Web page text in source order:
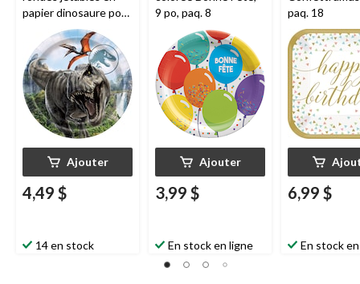
papier dinosaure pour
fête d'anniversaire
Monde jurassique,
brun/vert, 9 po, paq. 8
Ajouter
4,49 $
14 en stock
9 po, paq. 8
Ajouter
3,99 $
En stock en ligne
paq. 18
6,99 $
En stock